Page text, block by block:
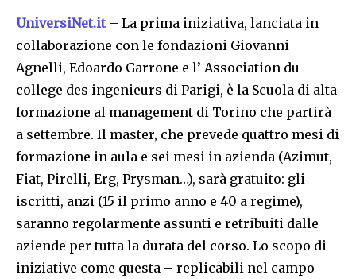
UniversiNet.it – La prima iniziativa, lanciata in
collaborazione con le fondazioni Giovanni
Agnelli, Edoardo Garrone e l’ Association du
college des ingenieurs di Parigi, è la Scuola di alta
formazione al management di Torino che partirà
a settembre. Il master, che prevede quattro mesi di
formazione in aula e sei mesi in azienda (Azimut,
Fiat, Pirelli, Erg, Prysman…), sarà gratuito: gli
iscritti, anzi (15 il primo anno e 40 a regime),
saranno regolarmente assunti e retribuiti dalle
aziende per tutta la durata del corso. Lo scopo di
iniziative come questa – replicabili nel campo